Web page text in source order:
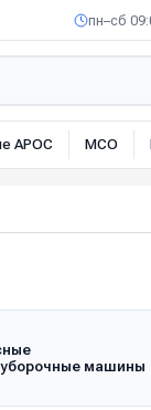
пн–сб
АРОС МСО
машины